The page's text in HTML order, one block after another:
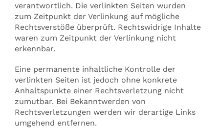
verantwortlich. Die verlinkten Seiten wurden
zum Zeitpunkt der Verlinkung auf mögliche
Rechtsverstöße überprüft. Rechtswidrige Inhalte
waren zum Zeitpunkt der Verlinkung nicht
erkennbar.
Eine permanente inhaltliche Kontrolle der
verlinkten Seiten ist jedoch ohne konkrete
Anhaltspunkte einer Rechtsverletzung nicht
zumutbar. Bei Bekanntwerden von
Rechtsverletzungen werden wir derartige Links
umgehend entfernen.